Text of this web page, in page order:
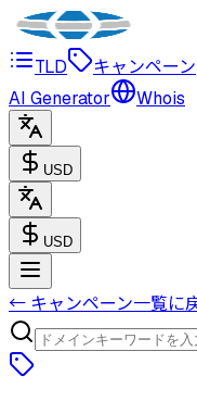
TLD キャンペーン
AI Generator
Whois
USD
USD
← キャンペーン一覧に